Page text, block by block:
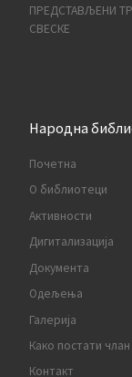
ПРЕДСТАВЉЕНИ
СВЕСКЕ
Народна
Почетна
О библиотеци
Активности
Дигитализација
Документа
Одељења
Галерија
Како постати члан
Контакт